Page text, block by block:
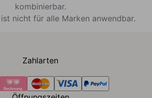
kombinierbar.
nicht für alle Marken anwendbar.
Zahlarten